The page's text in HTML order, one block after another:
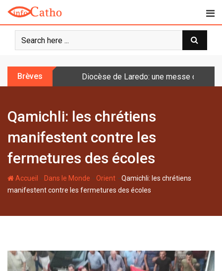
o
Brèves Diocèse de Laredo: une messe
Qamichli: les chrétiens
manifestent contre les
fermetures des écoles
Accueil - Dans le Monde -Orient -Qamichli: les chrétiens
manifestent contre les fermetures des écoles